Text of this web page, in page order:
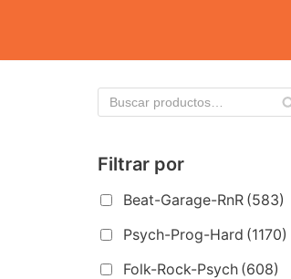
contenido
Filtrar por
Beat-Garage-RnR (583)
Psych-Prog-Hard (1170)
Folk-Rock-Psych (608)